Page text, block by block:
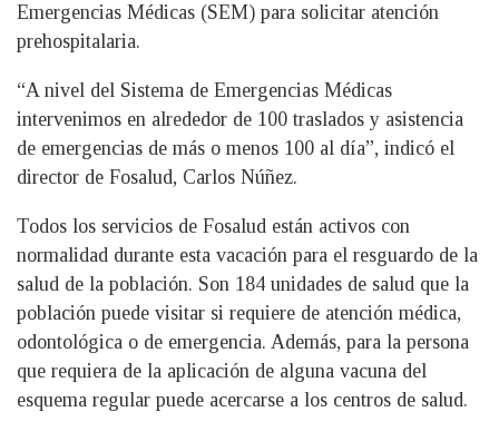
Emergencias Médicas (SEM) para solicitar atención
prehospitalaria.
“A nivel del Sistema de Emergencias Médicas
intervenimos en alrededor de 100 traslados y asistencia
de emergencias de más o menos 100 al día”, indicó el
director de Fosalud, Carlos Núñez.
Todos los servicios de Fosalud están activos con
normalidad durante esta vacación para el resguardo de la
salud de la población. Son 184 unidades de salud que la
población puede visitar si requiere de atención médica,
odontológica o de emergencia. Además, para la persona
que requiera de la aplicación de alguna vacuna del
esquema regular puede acercarse a los centros de salud.